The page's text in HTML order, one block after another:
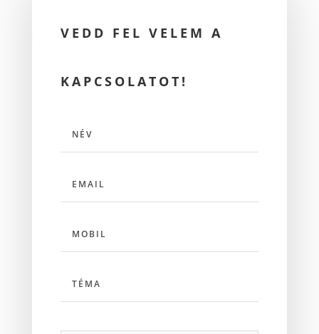
VEDD FEL VELEM A
KAPCSOLATOT!